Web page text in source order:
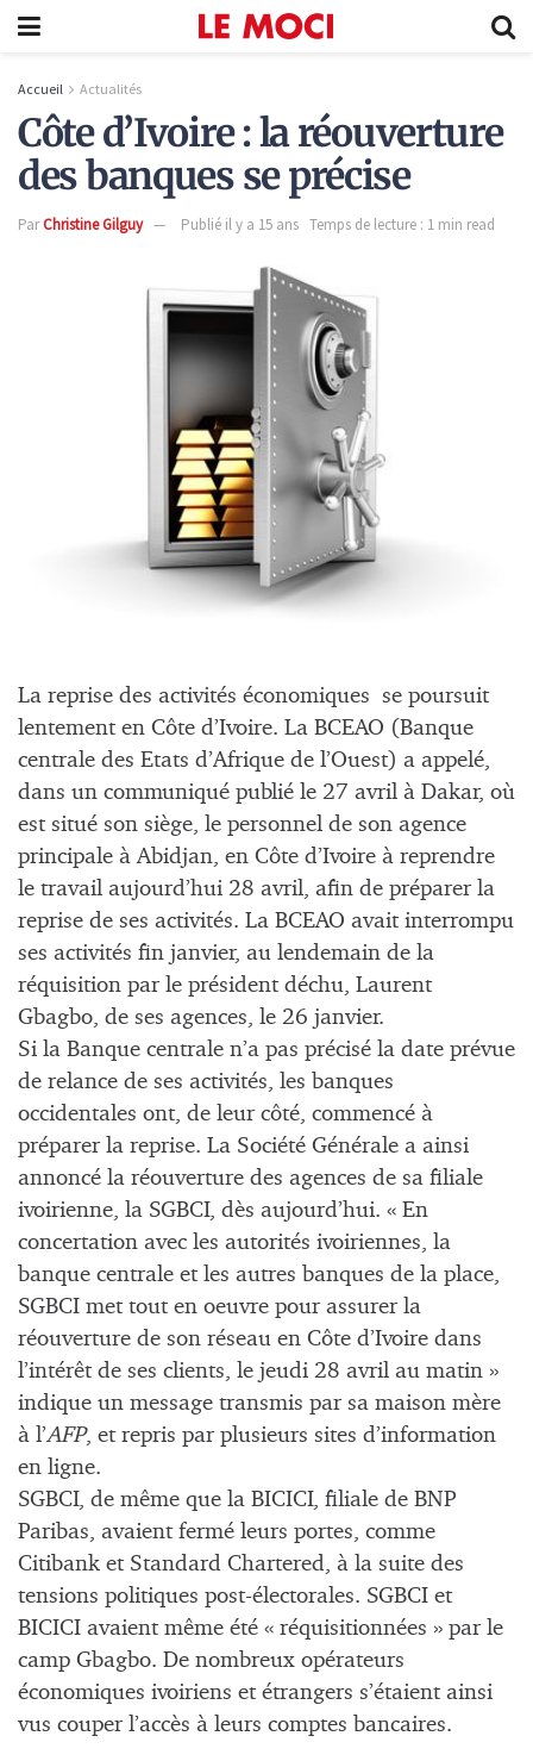
Accueil Actualités
Côte d’Ivoire : la réouverture
des banques se précise
ParChristine Gilguy Publié il y a 15 ans Temps de lecture : 1 min read
La reprise des activités économiques se poursuit
lentement en Côte d’Ivoire. La BCEAO (Banque
centrale des Etats d’Afrique de l’Ouest) a appelé,
dans un communiqué publié le 27 avril à Dakar, où
est situé son siège, le personnel de son agence
principale à Abidjan, en Côte d’Ivoire à reprendre
le travail aujourd’hui 28 avril, afin de préparer la
reprise de ses activités. La BCEAO avait interrompu
ses activités fin janvier, au lendemain de la
réquisition par le président déchu, Laurent
Gbagbo, de ses agences, le 26 janvier.
Si la Banque centrale n’a pas précisé la date prévue
de relance de ses activités, les banques
occidentales ont, de leur côté, commencé à
préparer la reprise. La Société Générale a ainsi
annoncé la réouverture des agences de sa filiale
ivoirienne, la SGBCI, dès aujourd’hui. « En
concertation avec les autorités ivoiriennes, la
banque centrale et les autres banques de la place,
SGBCI met tout en oeuvre pour assurer la
réouverture de son réseau en Côte d’Ivoire dans
l’intérêt de ses clients, le jeudi 28 avril au matin »
indique un message transmis par sa maison mère
à l’AFP, et repris par plusieurs sites d’information
en ligne.
SGBCI, de même que la BICICI, filiale de BNP
Paribas, avaient fermé leurs portes, comme
Citibank et Standard Chartered, à la suite des
tensions politiques post-électorales. SGBCI et
BICICI avaient même été « réquisitionnées » par le
camp Gbagbo. De nombreux opérateurs
économiques ivoiriens et étrangers s’étaient ainsi
vus couper l’accès à leurs comptes bancaires.